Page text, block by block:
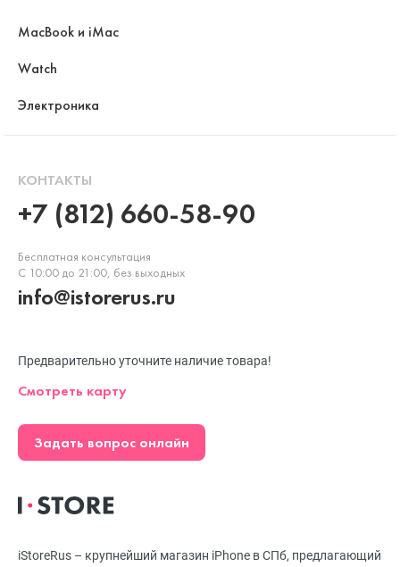
iStoreRus – крупнейший магазин iPhone в СПб, предлагающий
MacBook и iMac
Watch
Электроника
КОНТАКТЫ
+7 (812) 660-58-90
Бесплатная консультация
С 10:00 до 21:00, без выходных
info@istorerus.ru
Предварительно уточните наличие товара!
Смотреть карту
Задать вопрос онлайн